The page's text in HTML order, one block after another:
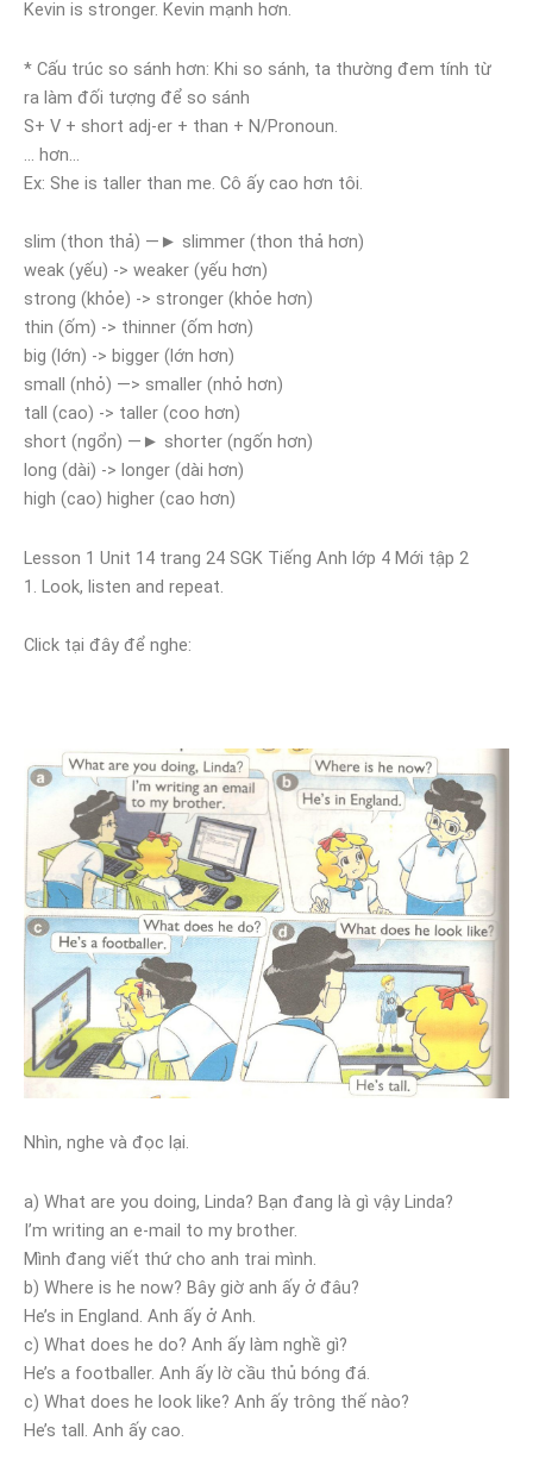
Kevin is stronger. Kevin mạnh hơn.
* Cấu trúc so sánh hơn: Khi so sánh, ta thường đem tính từ
ra làm đối tượng để so sánh
S+ V + short adj-er + than + N/Pronoun.
… hơn…
Ex: She is taller than me. Cô ấy cao hơn tôi.
slim (thon thả) —► slimmer (thon thả hơn)
weak (yếu) -> weaker (yếu hơn)
strong (khỏe) -> stronger (khỏe hơn)
thin (ốm) -> thinner (ốm hơn)
big (lớn) -> bigger (lớn hơn)
small (nhỏ) —> smaller (nhỏ hơn)
tall (cao) -> taller (coo hơn)
short (ngổn) —► shorter (ngốn hơn)
long (dài) -> longer (dài hơn)
high (cao) higher (cao hơn)
Lesson 1 Unit 14 trang 24 SGK Tiếng Anh lớp 4 Mới tập 2
1. Look, listen and repeat.
Click tại đây để nghe:
Nhìn, nghe và đọc lại.
a) What are you doing, Linda? Bạn đang là gì vậy Linda?
I’m writing an e-mail to my brother.
Mình đang viết thứ cho anh trai mình.
b) Where is he now? Bây giờ anh ấy ở đâu?
He’s in England. Anh ấy ở Anh.
c) What does he do? Anh ấy làm nghề gì?
He’s a footballer. Anh ấy lờ cầu thủ bóng đá.
c) What does he look like? Anh ấy trông thế nào?
He’s tall. Anh ấy cao.